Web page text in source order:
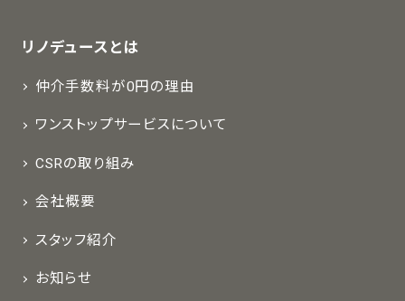
リノデュースとは
仲介手数料が0円の理由
ワンストップサービスについて
CSRの取り組み
会社概要
スタッフ紹介
お知らせ